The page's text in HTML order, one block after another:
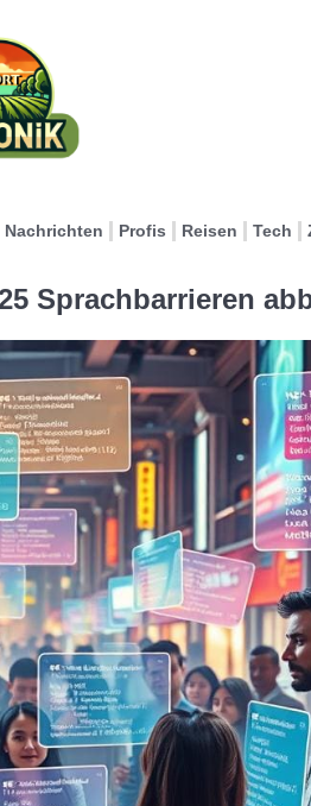
Nachrichten Profis Reisen Tech
Sprachbarrieren